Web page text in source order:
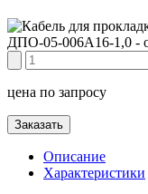
цена по запросу
Заказать
Описание
Характеристики